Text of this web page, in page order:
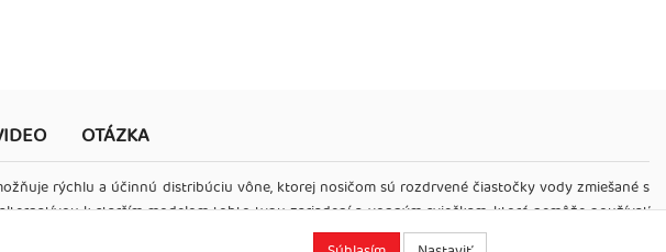
OTÁZKA
rýchlu a účinnú distribúciu vône, ktorej nosičom sú rozdrvené čiastočky vody zmiešané s
k starším modelom tohto typu zariadení a vonným sviečkam, ktoré nemôže používať
nabíjačke telefónu cez USB. Kapacita nádržky na vodu je 100 ml, vďaka čomu je účinnosť